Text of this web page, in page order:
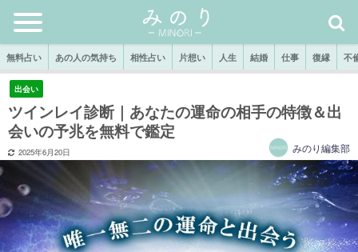
無料占い あの人の気持ち 相性占い 片想い 人生 結婚 仕事 復縁 不
出会い
ツインレイ診断｜あなたの運命の相手の特徴＆出
会いの予兆を無料で鑑定
2025年6月20日 みのり編集部